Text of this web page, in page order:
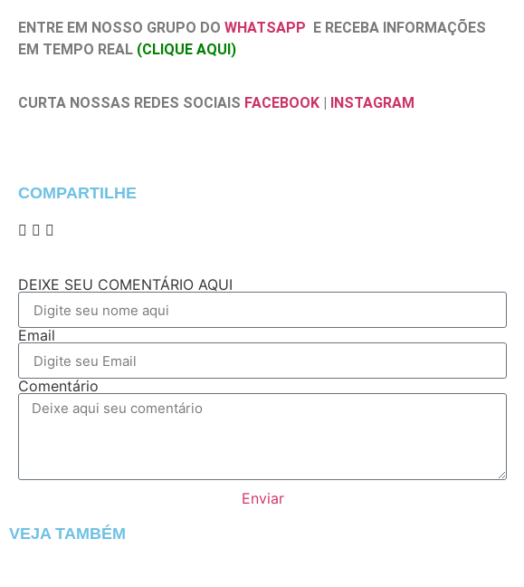
ENTRE EM NOSSO GRUPO DO WHATSAPP
E RECEBA INFORMAÇÕES
EM TEMPO REAL (CLIQUE AQUI)
CURTA NOSSAS REDES SOCIAIS FACEBOOK | INSTAGRAM
COMPARTILHE
DEIXE SEU COMENTÁRIO AQUI
Email
Comentário
Enviar
VEJA TAMBÉM